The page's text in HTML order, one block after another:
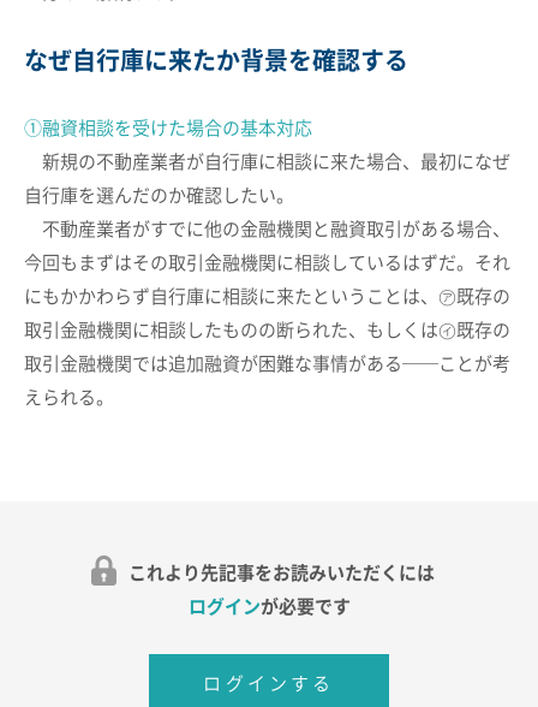
なぜ自行庫に来たか背景を確認する
①融資相談を受けた場合の基本対応
新規の不動産業者が自行庫に相談に来た場合、最初になぜ
自行庫を選んだのか確認したい。
不動産業者がすでに他の金融機関と融資取引がある場合、
今回もまずはその取引金融機関に相談しているはずだ。それ
にもかかわらず自行庫に相談に来たということは、㋐既存の
取引金融機関に相談したものの断られた、もしくは㋑既存の
取引金融機関では追加融資が困難な事情がある──ことが考
えられる。
これより先記事をお読みいただくには
ログインが必要です
ログインする